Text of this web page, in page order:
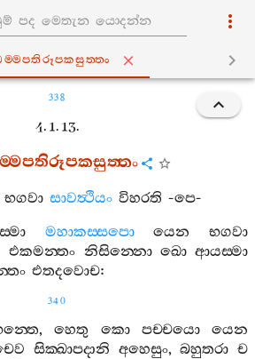
338
4. 1. 13.
භගවා සාවත්‍ථියං විහරති -පෙ-
මහාකස‍්සපො යෙන
භගවා
එකමන‍්තං නිසින‍්නො ඛො ආයස‍්මා
එතදවොච:
340
,හෙතු කො පච‍්චයො
යෙන
සික‍්ඛාපදානි අහෙසුං,බහුතරා ච